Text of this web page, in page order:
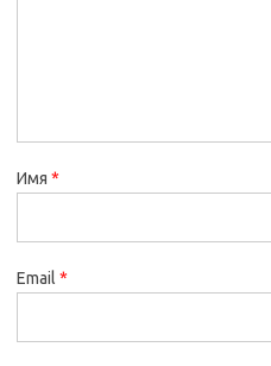
Имя *
Email *